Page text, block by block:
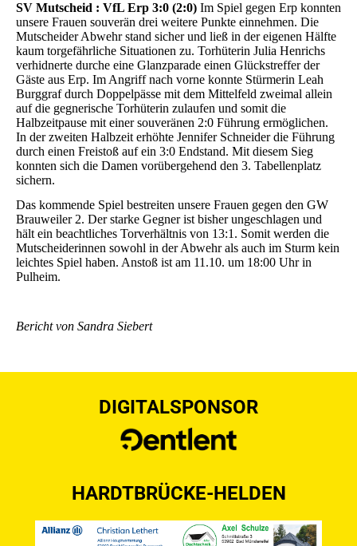
SV Mutscheid : VfL Erp 3:0 (2:0) Im Spiel gegen Erp konnten
unsere Frauen souverän drei weitere Punkte einnehmen. Die
Mutscheider Abwehr stand sicher und ließ in der eigenen Hälfte
kaum torgefährliche Situationen zu. Torhüterin Julia Henrichs
verhidnerte durche eine Glanzparade einen Glückstreffer der
Gäste aus Erp. Im Angriff nach vorne konnte Stürmerin Leah
Burggraf durch Doppelpässe mit dem Mittelfeld zweimal allein
auf die gegnerische Torhüterin zulaufen und somit die
Halbzeitpause mit einer souveränen 2:0 Führung ermöglichen.
In der zweiten Halbzeit erhöhte Jennifer Schneider die Führung
durch einen Freistoß auf ein 3:0 Endstand. Mit diesem Sieg
konnten sich die Damen vorübergehend den 3. Tabellenplatz
sichern.
Das kommende Spiel bestreiten unsere Frauen gegen den GW
Brauweiler 2. Der starke Gegner ist bisher ungeschlagen und
hält ein beachtliches Torverhältnis von 13:1. Somit werden die
Mutscheiderinnen sowohl in der Abwehr als auch im Sturm kein
leichtes Spiel haben. Anstoß ist am 11.10. um 18:00 Uhr in
Pulheim.
Bericht von Sandra Siebert
DIGITALSPONSOR
HARDTBRÜCKE-HELDEN